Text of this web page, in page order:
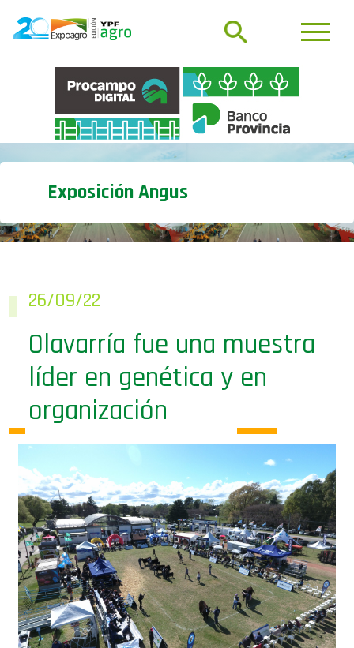
Exposición Angus
26/09/22
Olavarría fue una muestra
líder en genética y en
organización